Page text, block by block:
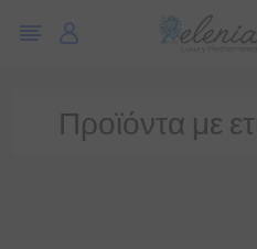
Προϊόντα με